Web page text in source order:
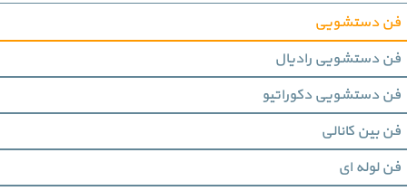
فن دستشویی
فن دستشویی رادیال
فن دستشویی دکوراتیو
فن بین کانالی
فن لوله ای